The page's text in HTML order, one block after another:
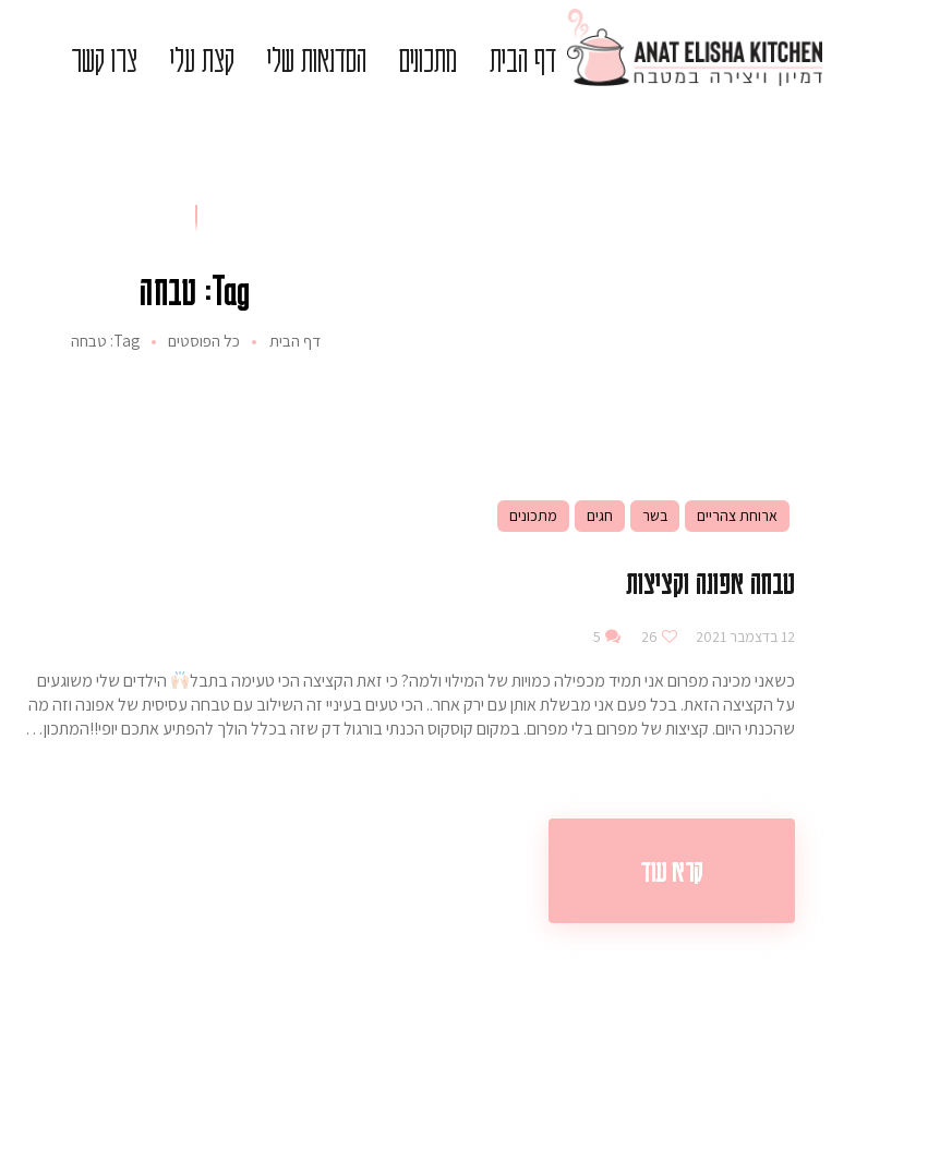
דף הבית מתכונים הסדנאות שלי קצת עלי צרו קשר
Tag: טבחה
דף הבית כל הפוסטים Tag: טבחה
ארוחת צהריים בשר חגים מתכונים
טבחה אפונה וקציצות
12 בדצמבר 2021 26
5
כשאני מכינה מפרום אני תמיד מכפילה כמויות של המילוי ולמה? כי זאת הקציצה הכי טעימה בתבל
הילדים שלי משוגעים
על הקציצה הזאת. בכל פעם אני מבשלת אותן עם ירק אחר.. הכי טעים בעיניי זה השילוב עם טבחה עסיסית של אפונה וזה מה
שהכנתי היום. קציצות של מפרום בלי מפרום. במקום קוסקוס הכנתי בורגול דק שזה בכלל הולך להפתיע אתכם יופי!!המתכון…
קרא עוד
.
קלחי תירס צרובים על מחבת
נשנושי